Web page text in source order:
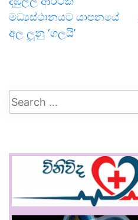
මධ්‍යස්ථානයට යාපනයේ
අල ලූනු ‘ගලයි’